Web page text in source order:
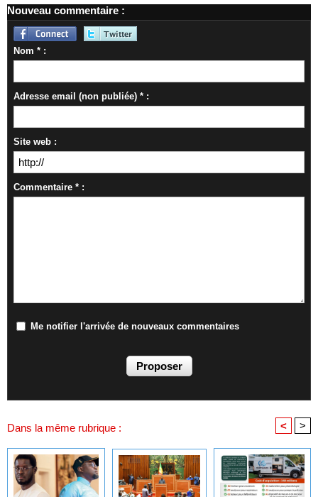
Nouveau commentaire :
Nom * :
Adresse email (non publiée) * :
Site web :
Commentaire * :
Me notifier l'arrivée de nouveaux commentaires
Dans la même rubrique : < >